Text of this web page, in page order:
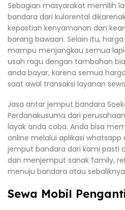
Sebagian masyarakat memilih
bandara dari kulorental
kepastian kenyamanan dan
barang bawaan. Selain itu,
mampu menjangkau semua
usah ragu dengan tambahan
anda bayar, karena semua
saat awal transaksi layanan
Jasa antar jemput bandara
Perdanakusuma dari
layak anda coba. Anda bisa
online melalui aplikasi
jemput bandara dari kami pasti
dan menjemput sanak family,
menuju bandara atau
Sewa Mobil